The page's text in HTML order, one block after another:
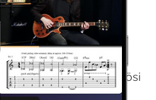
sisältömme käyttöösi